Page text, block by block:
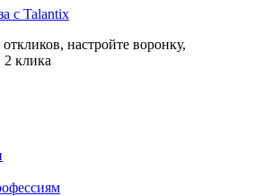
с Talantix
настройте воронку,
2 клика